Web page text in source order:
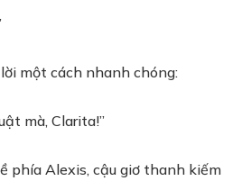
một cách nhanh chóng:
mà, Clarita!”
phía Alexis, cậu giơ thanh kiếm